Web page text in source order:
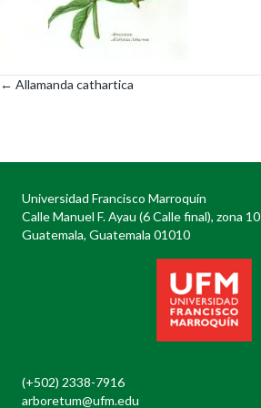
Posts
← Allamanda cathartica
Universidad Francisco Marroquín
Calle Manuel F. Ayau (6 Calle final), zona 10
Guatemala, Guatemala 01010
(+502) 2338-7916
arboretum@ufm.edu